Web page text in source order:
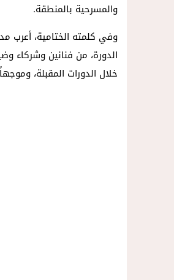
والمسرحية بالمنطقة.
وفي كلمته الختامية، أعرب
الدورة، من فنانين وشركاء
خلال الدورات المقبلة،